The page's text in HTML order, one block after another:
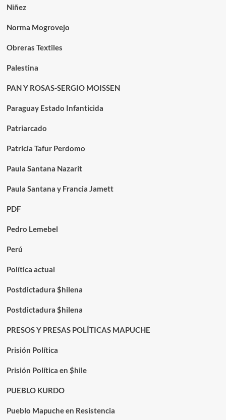
Niñez
Norma Mogrovejo
Obreras Textiles
Palestina
PAN Y ROSAS-SERGIO MOISSEN
Paraguay Estado Infanticida
Patriarcado
Patricia Tafur Perdomo
Paula Santana Nazarit
Paula Santana y Francia Jamett
PDF
Pedro Lemebel
Perú
Política actual
Postdictadura $hilena
Postdictadura $hilena
PRESOS Y PRESAS POLÍTICAS MAPUCHE
Prisión Política
Prisión Política en $hile
PUEBLO KURDO
Pueblo Mapuche en Resistencia